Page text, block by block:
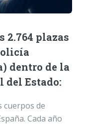
2.764 plazas
dentro de la
del Estado:
cuerpos de
Cada año